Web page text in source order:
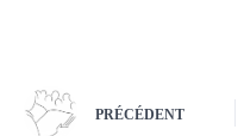
PRÉCÉDENT